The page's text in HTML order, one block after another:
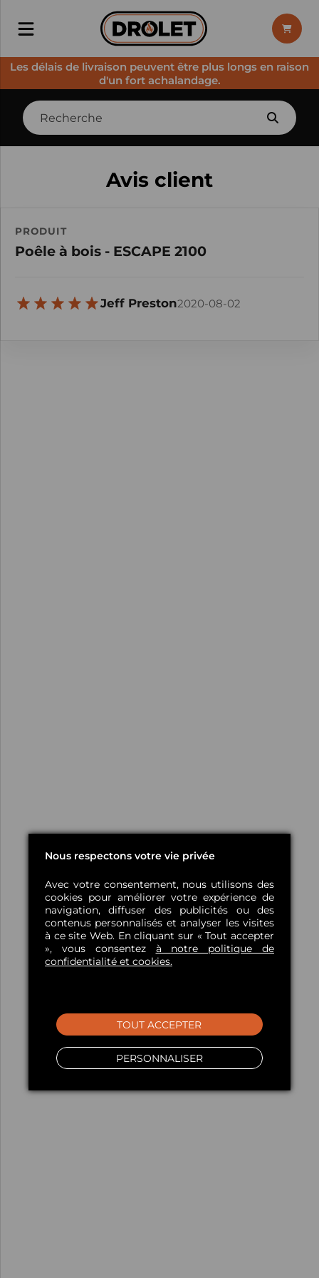
Les délais de livraison peuvent être plus longs en raison
d'un fort achalandage.
Avis client
PRODUIT
Poêle à bois - ESCAPE 2100
Jeff Preston2020-08-02
Nous respectons votre vie privée
Avec votre consentement, nous utilisons des
cookies pour améliorer votre expérience de
navigation, diffuser des publicités ou des
contenus personnalisés et analyser les visites
à ce site Web. En cliquant sur « Tout accepter
», vous consentez à notre politique de
confidentialité et cookies.
PERSONNALISER
TOUT ACCEPTER